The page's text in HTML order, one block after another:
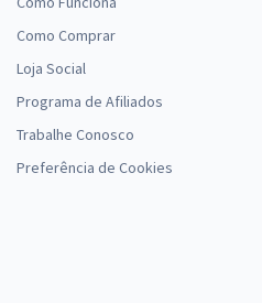
Como Comprar
Loja Social
Programa de Afiliados
Trabalhe Conosco
Preferência de Cookies